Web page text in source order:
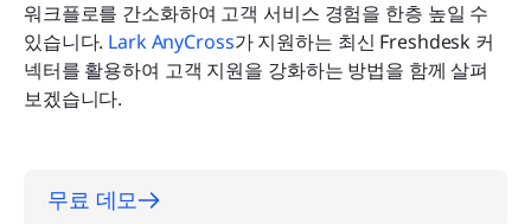
워크플로를 간소화하여 고객 서비스 경험을 한층 높일 수
있습니다. Lark AnyCross가 지원하는 최신 Freshdesk 커
넥터를 활용하여 고객 지원을 강화하는 방법을 함께 살펴
보겠습니다.
무료 데모